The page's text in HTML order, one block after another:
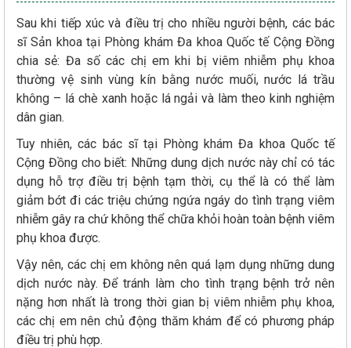
Sau khi tiếp xúc và điều trị cho nhiều người bệnh, các bác
sĩ Sản khoa tại Phòng khám Đa khoa Quốc tế Cộng Đồng
chia sẻ: Đa số các chị em khi bị viêm nhiễm phụ khoa
thường vệ sinh vùng kín bằng nước muối, nước lá trầu
không – lá chè xanh hoặc lá ngải và làm theo kinh nghiệm
dân gian.
Tuy nhiên, các bác sĩ tại Phòng khám Đa khoa Quốc tế
Cộng Đồng cho biết: Những dung dịch nước này chỉ có tác
dụng hỗ trợ điều trị bệnh tạm thời, cụ thể là có thể làm
giảm bớt đi các triệu chứng ngứa ngáy do tình trạng viêm
nhiễm gây ra chứ không thể chữa khỏi hoàn toàn bệnh viêm
phụ khoa được.
Vậy nên, các chị em không nên quá lạm dụng những dung
dịch nước này. Để tránh làm cho tình trạng bệnh trở nên
nặng hơn nhất là trong thời gian bị viêm nhiễm phụ khoa,
các chị em nên chủ động thăm khám để có phương pháp
điều trị phù hợp.